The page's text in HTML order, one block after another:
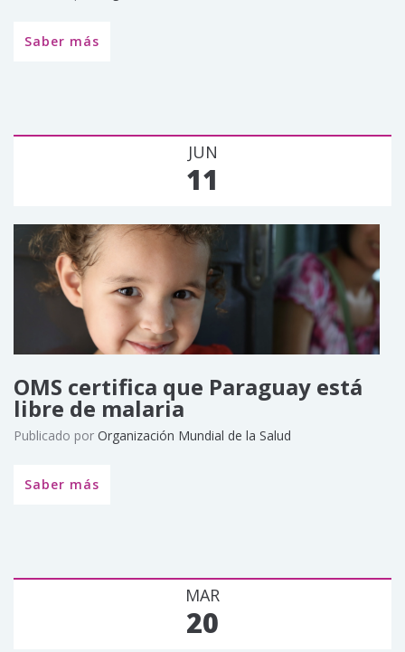
Saber más
JUN
11
OMS certifica que Paraguay está
libre de malaria
Publicado por Organización Mundial de la Salud
Saber más
MAR
20